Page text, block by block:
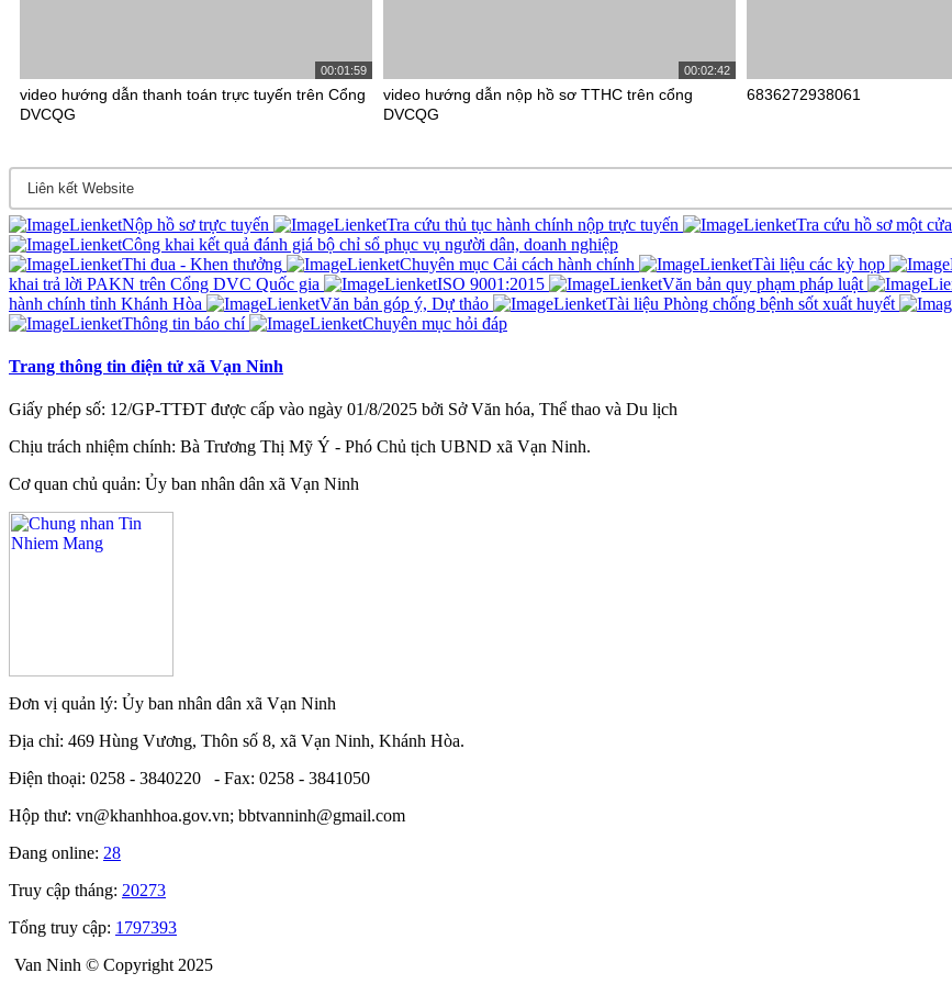
00:01:59
video hướng dẫn thanh toán trực tuyến trên Cổng
DVCQG
00:02:42
video hướng dẫn nộp hồ sơ TTHC trên cổng
DVCQG
6836272938061
Nộp hồ sơ trực tuyến Tra cứu thủ tục hành chính nộp trực tuyến Tra cứu hồ sơ một cửa
Công khai kết quả đánh giá bộ chỉ sổ phục vụ người dân, doanh nghiệp
Thi đua - Khen thưởng
Chuyên mục Cải cách hành chính Tài liệu các kỳ họp
khai trả lời PAKN trên Cổng DVC Quốc gia
ISO 9001:2015 Văn bản quy phạm pháp luật
hành chính tỉnh Khánh Hòa
Văn bản góp ý, Dự thảo Tài liệu Phòng chống bệnh sốt xuất huyết
Thông tin báo chí
Chuyên mục hỏi đáp
Trang thông tin điện tử xã Vạn Ninh
Giấy phép số: 12/GP-TTĐT được cấp vào ngày 01/8/2025 bởi Sở Văn hóa, Thể thao và Du lịch
Chịu trách nhiệm chính: Bà Trương Thị Mỹ Ý - Phó Chủ tịch UBND xã Vạn Ninh.
Cơ quan chủ quản: Ủy ban nhân dân xã Vạn Ninh
Đơn vị quản lý: Ủy ban nhân dân xã Vạn Ninh
Địa chỉ: 469 Hùng Vương, Thôn số 8, xã Vạn Ninh, Khánh Hòa.
Điện thoại: 0258 - 3840220 - Fax: 0258 - 3841050
Hộp thư: vn@khanhhoa.gov.vn; bbtvanninh@gmail.com
Đang online: 28
Truy cập tháng: 20273
Tổng truy cập: 1797393
Van Ninh © Copyright 2025